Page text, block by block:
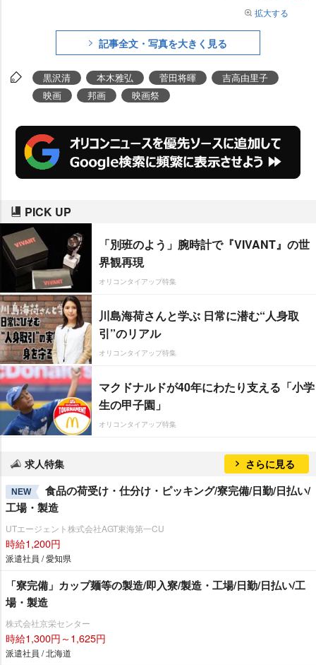
拡大する
記事全文・写真を大きく見る
黒沢清 本木雅弘 菅田将暉
吉高由里子
映画
邦画 映画祭
PICK UP
「別班のよう」腕時計で『VIVANT』の世
界観再現
オリコンタイアップ特集
川島海荷さんと学ぶ 日常に潜む“人身取
引”のリアル
オリコンタイアップ特集
マクドナルドが40年にわたり支える「小学
生の甲子園」
オリコンタイアップ特集
求人特集 さらに見る
NEW
食品の荷受け・仕分け・ピッキング/寮完備/日勤/日払い/
工場・製造
UTエージェント株式会社AGT東海第一CU
時給1,200円
派遣社員 / 愛知県
「寮完備」カップ麺等の製造/即入寮/製造・工場/日勤/日払い/工
場・製造
株式会社京栄センター
時給1,300円～1,625円
派遣社員 / 北海道